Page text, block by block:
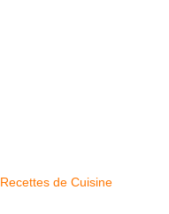
Recettes de Cuisine